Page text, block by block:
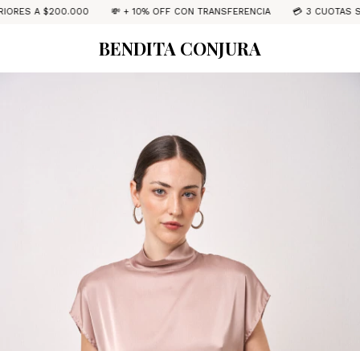
💸 + 10% OFF CON TRANSFERENCIA 💳 3 CUOTAS S/INTERÉS
BENDITA CONJURA